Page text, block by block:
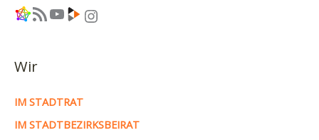
Link RSS-Feed YouTube Link Instagram
Wir
IM STADTRAT
IM STADTBEZIRKSBEIRAT